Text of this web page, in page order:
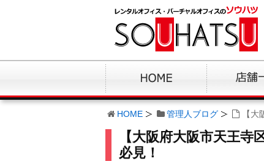
HOME 管理人ブログ 【
【大阪府大阪市天王
必見！